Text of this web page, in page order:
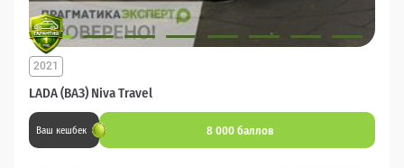
LADA (ВАЗ) Niva Travel
2021
Ваш кешбек 8 000 баллов